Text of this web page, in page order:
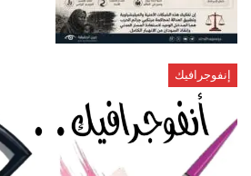
إنفوجرافيك